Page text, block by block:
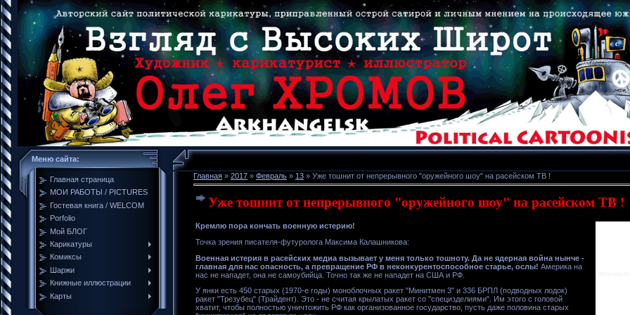
Меню сайта:
Главная страница
МОИ РАБОТЫ / PICTURES
Гостевая книга / WELCOM
Porfolio
Мой БЛОГ
Карикатуры
Комиксы
Шаржи
Книжные иллюстрации
Карты
Главная » 2017 » Февраль » 13 » Уже тошнит от непрерывного "оружейного шоу" на расейском ТВ !
Уже тошнит от непрерывного "оружейного шоу" на расейском ТВ !
Кремлю пора кончать военную истерию!
Точка зрения писателя-футуролога Максима Калашникова:
Военная истерия в расейских медиа вызывает у меня только тошноту. Да не ядерная война нынче -
главная для нас опасность, а превращение РФ в неконкурентоспособное старье, ослы! Америка на
нас не нападет, она не самоубийца. Точно так же не нападет на США и РФ.
У янки есть 450 старых (1970-е годы) моноблочных ракет "Минитмен 3" и 336 БРПЛ (подводных лодок)
ракет "Трезубец" (Трайдент). Это - не считая крылатых ракет со "специзделиями". Им этого с головой
хватит, чтобы полностью уничтожить РФ как организованное государство, пусть даже половина старых